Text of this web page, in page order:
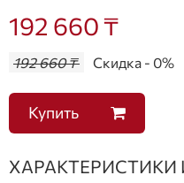
192 660 ₸
192 660 ₸ Скидка - 0%
Купить
ХАРАКТЕРИСТИКИ